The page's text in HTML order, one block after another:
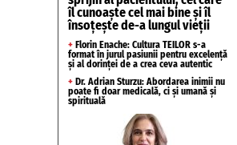
îl cunoaște cel mai bine și îl
însoțește de-a lungul vieții
+ Florin Enache: Cultura TEILOR s-a
format în jurul pasiunii pentru excelență
și al dorinței de a crea ceva autentic
+ Dr. Adrian Sturzu: Abordarea inimii nu
poate fi doar medicală, ci și umană și
spirituală